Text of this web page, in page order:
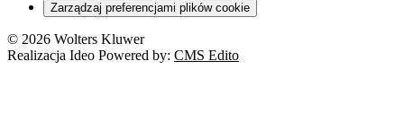
Zarządzaj preferencjami plików cookie
© 2026 Wolters Kluwer
Realizacja Ideo Powered by: CMS Edito